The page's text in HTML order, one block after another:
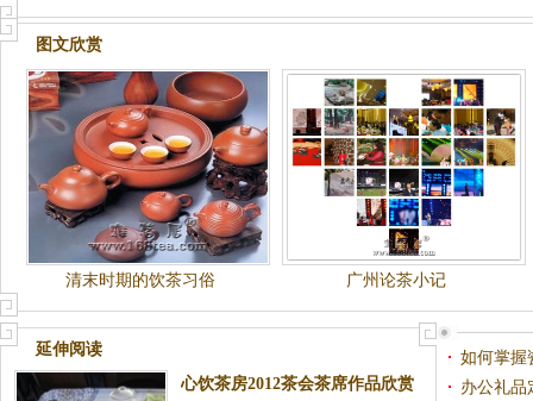
8日)
图文欣赏
清末时期的饮茶习俗 广州论茶小记
延伸阅读
心饮茶房2012茶会茶席作品欣赏
如何掌握
办公礼品